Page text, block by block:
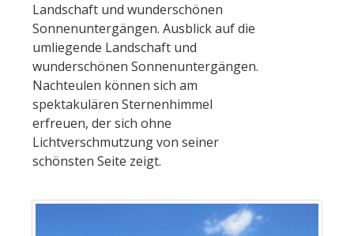
Landschaft und wunderschönen
Sonnenuntergängen. Ausblick auf die
umliegende Landschaft und
wunderschönen Sonnenuntergängen.
Nachteulen können sich am
spektakulären Sternenhimmel
erfreuen, der sich ohne
Lichtverschmutzung von seiner
schönsten Seite zeigt.